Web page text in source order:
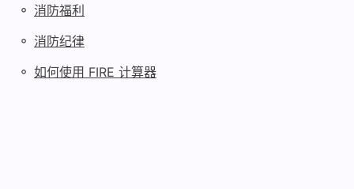
◦ 消防福利
◦ 消防纪律
◦ 如何使用 FIRE 计算器